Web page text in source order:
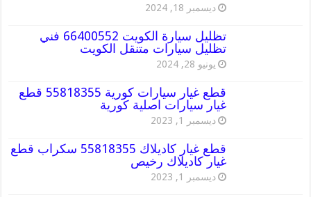
ديسمبر 18, 2024
تظليل سيارة الكويت 66400552 فني
تظليل سيارات متنقل الكويت
يونيو 28, 2024
قطع غيار سيارات كورية 55818355 قطع
غيار سيارات اصلية كورية
ديسمبر 1, 2023
قطع غيار كاديلاك 55818355 سكراب قطع
غيار كاديلاك رخيص
ديسمبر 1, 2023